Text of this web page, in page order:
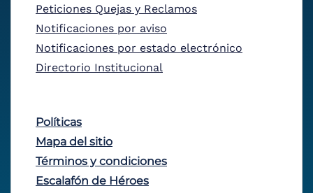
Peticiones Quejas y Reclamos
Notificaciones por aviso
Notificaciones por estado electrónico
Directorio Institucional
Políticas
Mapa del sitio
Términos y condiciones
Escalafón de Héroes